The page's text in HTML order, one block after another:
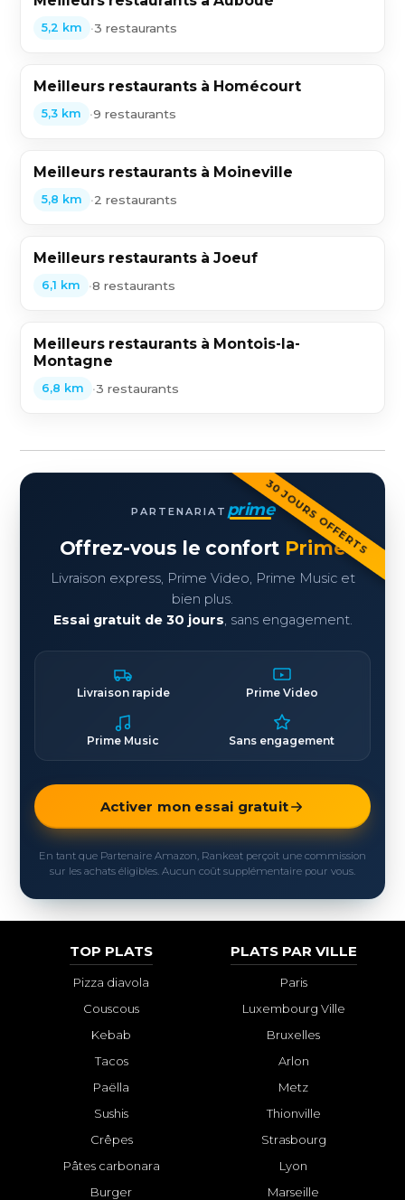
5,2 km •3 restaurants
Meilleurs restaurants à Homécourt
5,3 km •9 restaurants
Meilleurs restaurants à Moineville
5,8 km •2 restaurants
Meilleurs restaurants à Joeuf
6,1 km •8 restaurants
Meilleurs restaurants à Montois-la-
Montagne
6,8 km •3 restaurants
30 JOURS OFFERTS
PARTENARIAT prime
Offrez-vous le confort Prime
Livraison express, Prime Video, Prime Music et
bien plus.
Essai gratuit de 30 jours, sans engagement.
Livraison rapide Prime Video
Prime Music Sans engagement
Activer mon essai gratuit
En tant que Partenaire Amazon, Rankeat perçoit une commission
sur les achats éligibles. Aucun coût supplémentaire pour vous.
TOP PLATS
Pizza diavola
Couscous
Kebab
Tacos
Paëlla
Sushis
Crêpes
Pâtes carbonara
Burger
PLATS PAR VILLE
Paris
Luxembourg Ville
Bruxelles
Arlon
Metz
Thionville
Strasbourg
Lyon
Marseille